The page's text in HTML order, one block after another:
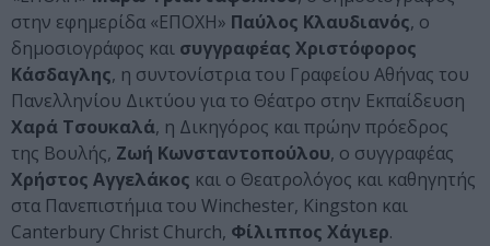
στην εφημερίδα «ΕΠΟΧΗ» Παύλος Κλαυδιανός, ο
δημοσιογράφος και συγγραφέας Χριστόφορος
Κάσδαγλης, η συντονίστρια του Γραφείου Αθήνας του
Πανελληνίου Δικτύου για το Θέατρο στην Εκπαίδευση
Χαρά Τσουκαλά, η Δικηγόρος και πρώην πρόεδρος
της Βουλής, Ζωή Κωνσταντοπούλου, ο συγγραφέας
Χρήστος Αγγελάκος και ο Θεατρολόγος και καθηγητής
στα Πανεπιστήμια του Winchester, Kingston και
Canterbury Christ Church, Φίλιππος Χάγιερ.